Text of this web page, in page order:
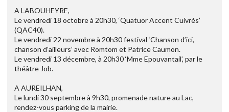
A LABOUHEYRE,
Le vendredi 18 octobre à 20h30, ‘Quatuor Accent Cuivrés’
(QAC40).
Le vendredi 22 novembre à 20h30 festival ‘Chanson d’ici,
chanson d’ailleurs’ avec Romtom et Patrice Caumon.
Le vendredi 13 décembre, à 20h30 ‘Mme Epouvantail’, par le
théâtre Job.
A AUREILHAN,
Le lundi 30 septembre à 9h30, promenade nature au Lac,
rendez-vous parking de la mairie.